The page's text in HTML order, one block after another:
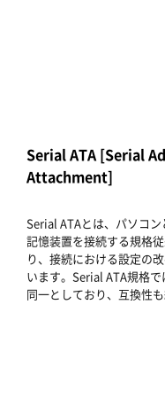
Serial ATA [Serial
Attachment]
Serial ATAとは、パソコ
記憶装置を接続する規格
り、接続における設定の
います。Serial ATA規格
同一としており、互換性も